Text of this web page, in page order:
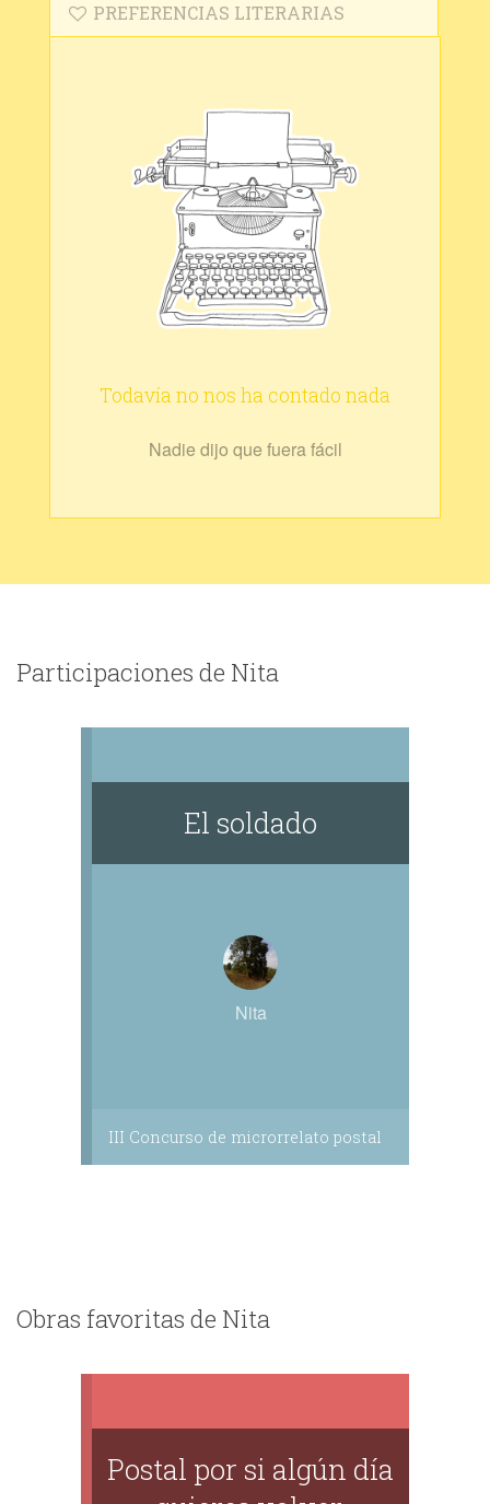
PREFERENCIAS LITERARIAS
Todavía no nos ha contado nada
Nadie dijo que fuera fácil
Participaciones de Nita
El soldado
Nita
III Concurso de microrrelato postal
Obras favoritas de Nita
Postal por si algún día